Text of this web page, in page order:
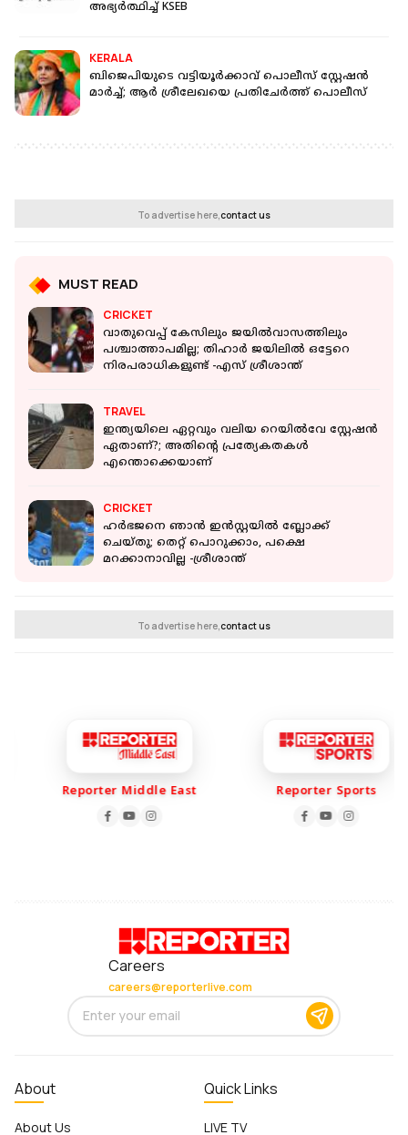
അഭ്യർത്ഥിച്ച് KSEB
KERALA
ബിജെപിയുടെ വട്ടിയൂര്‍ക്കാവ് പൊലീസ് സ്റ്റേഷന്‍
മാര്‍ച്ച്; ആര്‍ ശ്രീലേഖയെ പ്രതിചേര്‍ത്ത് പൊലീസ്
To advertise here,contact us
MUST READ
CRICKET
വാതുവെപ്പ് കേസിലും ജയില്‍വാസത്തിലും
പശ്ചാത്താപമില്ല; തിഹാര്‍ ജയിലില്‍ ഒട്ടേറെ
നിരപരാധികളുണ്ട് -എസ് ശ്രീശാന്ത്
TRAVEL
ഇന്ത്യയിലെ ഏറ്റവും വലിയ റെയില്‍വേ സ്റ്റേഷന്‍
ഏതാണ്?; അതിന്റെ പ്രത്യേകതകള്‍
എന്തൊക്കെയാണ്
CRICKET
ഹര്‍ഭജനെ ഞാന്‍ ഇന്‍സ്റ്റയില്‍ ബ്ലോക്ക്
ചെയ്തു; തെറ്റ് പൊറുക്കാം, പക്ഷെ
മറക്കാനാവില്ല -ശ്രീശാന്ത്
To advertise here,contact us
Reporter Middle East Reporter Sports
Careers
careers@reporterlive.com
About
About Us
Quick Links
LIVE TV